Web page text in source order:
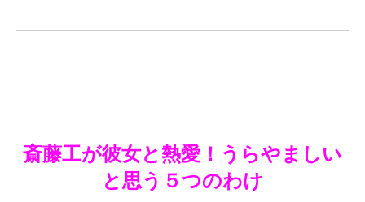
斎藤工が彼女と熱愛！うらやましい
と思う５つのわけ